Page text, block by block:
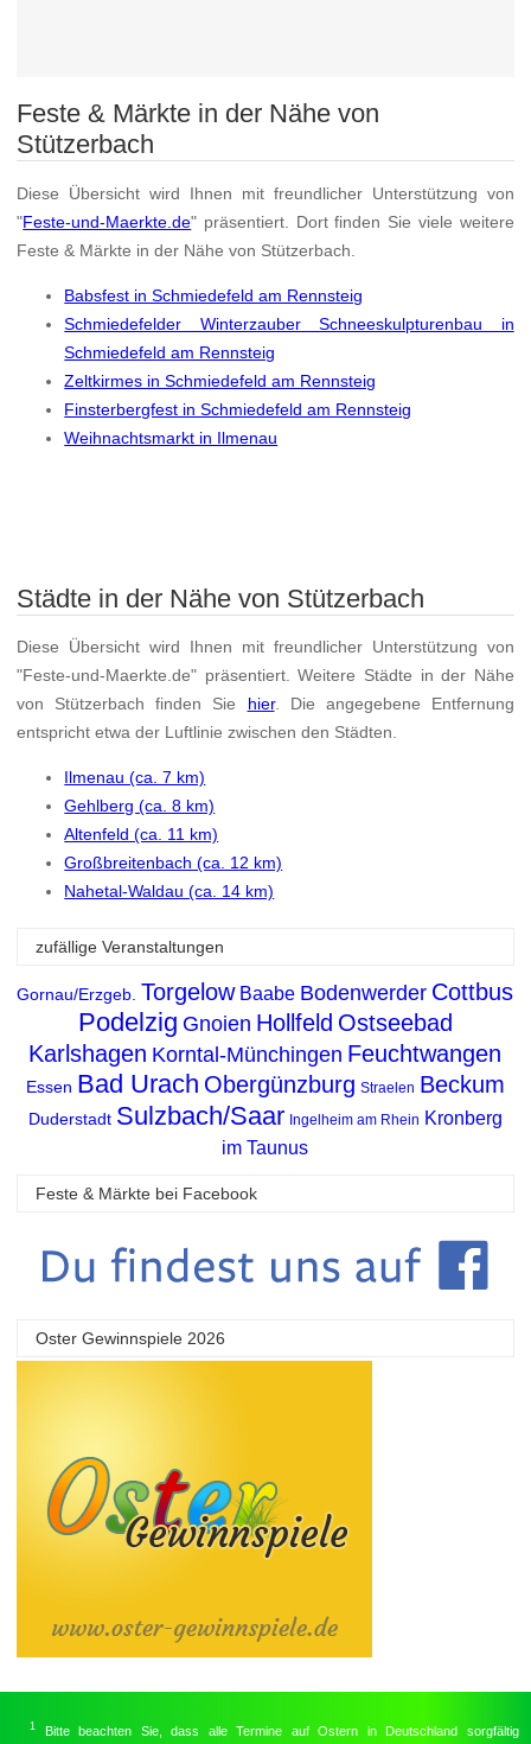
Feste & Märkte in der Nähe von
Stützerbach
Diese Übersicht wird Ihnen mit freundlicher Unterstützung von
"Feste-und-Maerkte.de" präsentiert. Dort finden Sie viele weitere
Feste & Märkte in der Nähe von Stützerbach.
Babsfest in Schmiedefeld am Rennsteig
Schmiedefelder Winterzauber Schneeskulpturenbau in
Schmiedefeld am Rennsteig
Zeltkirmes in Schmiedefeld am Rennsteig
Finsterbergfest in Schmiedefeld am Rennsteig
Weihnachtsmarkt in Ilmenau
Städte in der Nähe von Stützerbach
Diese Übersicht wird Ihnen mit freundlicher Unterstützung von
"Feste-und-Maerkte.de" präsentiert. Weitere Städte in der Nähe
von Stützerbach finden Sie hier. Die angegebene Entfernung
entspricht etwa der Luftlinie zwischen den Städten.
Ilmenau (ca. 7 km)
Gehlberg (ca. 8 km)
Altenfeld (ca. 11 km)
Großbreitenbach (ca. 12 km)
Nahetal-Waldau (ca. 14 km)
zufällige Veranstaltungen
Gornau/Erzgeb. Torgelow Baabe Bodenwerder Cottbus
Podelzig Gnoien Hollfeld Ostseebad
Karlshagen Korntal-Münchingen Feuchtwangen
Essen Bad Urach Obergünzburg Straelen Beckum
Duderstadt Sulzbach/Saar Ingelheim am Rhein Kronberg
im Taunus
Feste & Märkte bei Facebook
Oster Gewinnspiele 2026
1
Bitte beachten Sie, dass alle Termine auf Ostern in Deutschland sorgfältig